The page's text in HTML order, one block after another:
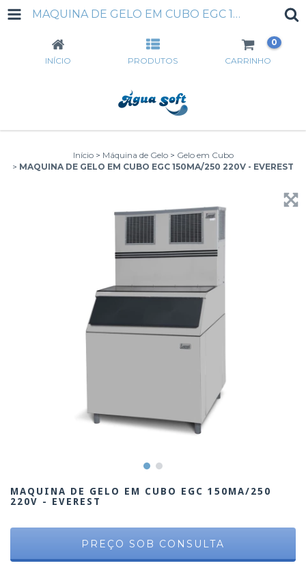
MAQUINA DE GELO EM CUBO EGC 150MA/250 220V - EVEREST
INÍCIO PRODUTOS CARRINHO
0
Início > Máquina de Gelo > Gelo em Cubo
> MAQUINA DE GELO EM CUBO EGC 150MA/250 220V - EVEREST
MAQUINA DE GELO EM CUBO EGC 150MA/250
220V - EVEREST